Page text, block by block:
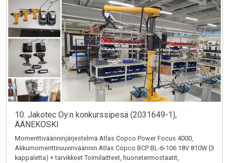
10. Jakotec Oy:n konkurssipesä (2031649-1),
ÄÄNEKOSKI
Momenttiväänninjärjestelmä Atlas Copco Power Focus 4000,
Akkumomenttiruuvinväännin Atlas Copco BCP BL-6-106 18V 810W (3
kappaletta) + tarvikkeet Toimilaitteet, huonetermostaatit,